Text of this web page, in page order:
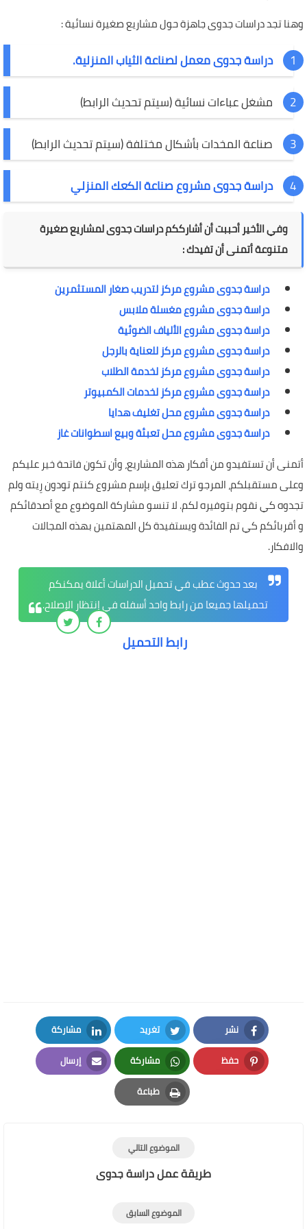
وهنا تجد دراسات جدوى جاهزة حول مشاريع صغيرة نسائية :
دراسة جدوى معمل لصناعة الثياب المنزلية.
مشغل عباءات نسائية (سيتم تحديث الرابط)
صناعة المخدات بأشكال مختلفة (سيتم تحديث الرابط)
دراسة جدوى مشروع صناعة الكعك المنزلي
وفي الأخير أحببت أن أشارككم دراسات جدوى لمشاريع صغيرة
متنوعة أتمنى أن تفيدك :
دراسة جدوى مشروع مركز لتدريب صغار المستثمرين
دراسة جدوى مشروع مغسلة ملابس
دراسة جدوى مشروع الألياف الضوئية
دراسة جدوى مشروع مركز للعناية بالرجل
دراسة جدوى مشروع مركز لخدمة الطلاب
دراسة جدوى مشروع مركز لخدمات الكمبيوتر
دراسة جدوى مشروع محل تغليف هدايا
دراسة جدوى مشروع محل تعبئة وبيع اسطوانات غاز
أتمنى أن تستفيدو من أفكار هذه المشاريع، وأن تكون فاتحة خير عليكم
وعلى مستقبلكم، المرجو ترك تعليق بإسم مشروع كنتم تودون رِيته ولم
تجدوه كي نقوم بتوفيره لكم. لا تنسو مشاركة الموضوع مع أصدقائكم
و أقربائكم كي تم الفائدة ويستفيدة كل المهتمين بهذه المجالات
والافكار.
بعد حدوث عطب في تحميل الدراسات أعلاة يمكنكم
تحميلها جميعا من رابط واحد أسفله في إنتظار الإصلاح.
رابط التحميل
نشر
Facebook
تغريد
Twitter
مشاركة
LinkedIn
حفظ
Pinterest
مشاركة
Whatsapp
إرسال
Email
طباعة
Print
الموضوع التالي
طريقة عمل دراسة جدوى
الموضوع السابق